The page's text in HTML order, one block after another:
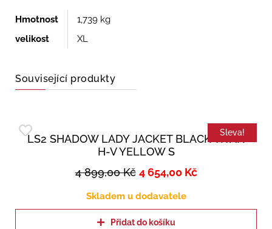
Hmotnost
1,739 kg
velikost
XL
Související produkty
Sleva!
LS2 SHADOW LADY JACKET BLACK TITAN
H-V YELLOW S
4 899,00Kč 4 654,00 Kč
Skladem u dodavatele
Přidat do košíku